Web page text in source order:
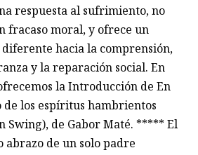
respuesta al sufrimiento, no
fracaso moral, y ofrece un
hacia la comprensión,
y la reparación social. En
la Introducción de En
de los espíritus hambrientos
Swing), de Gabor Maté. ***** El
abrazo de un solo padre